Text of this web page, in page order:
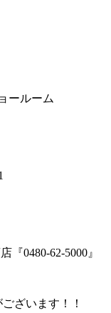
ールーム
0480-62-5000』
ざいます！！